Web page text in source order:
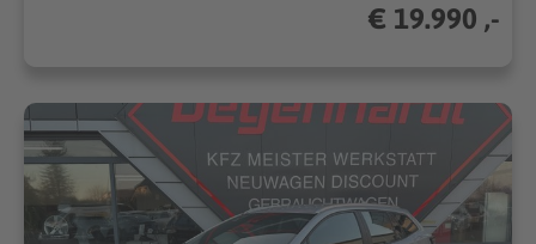
€ 19.990 ,-